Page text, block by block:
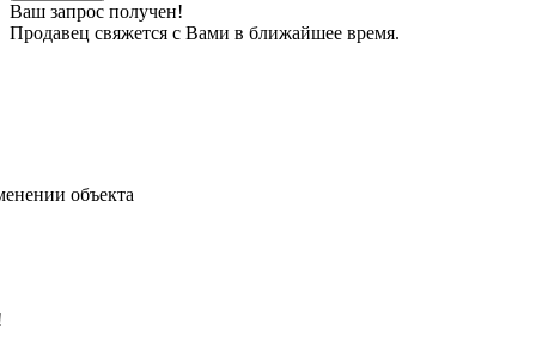
Ваш запрос получен!
Продавец свяжется с Вами в ближайшее время.
объекта